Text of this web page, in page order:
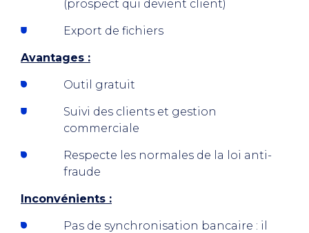
(prospect qui devient client)
Export de fichiers
Avantages :
Outil gratuit
Suivi des clients et gestion
commerciale
Respecte les normales de la loi anti-
fraude
Inconvénients :
Pas de synchronisation bancaire : il